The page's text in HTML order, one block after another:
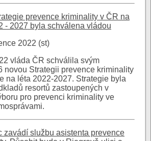
prevence kriminality v ČR na
- 2027 byla schválena vládou
2022 (st)
vláda ČR schválila svým
novou Strategii prevence kriminality
na léta 2022-2027. Strategie byla
resortů zastoupených v
pro prevenci kriminality ve
zavádí službu asistenta prevence